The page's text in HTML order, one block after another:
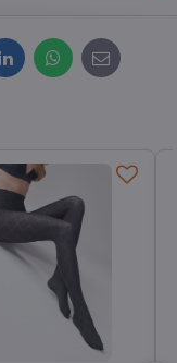
LinkedInWhatsApp
E-
mail